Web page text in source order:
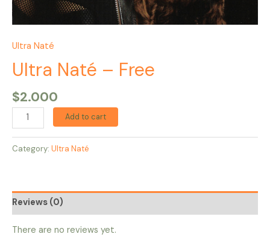
Ultra Naté
Ultra Naté – Free
$2.000
Add to cart
Category: Ultra Naté
Reviews (0)
There are no reviews yet.